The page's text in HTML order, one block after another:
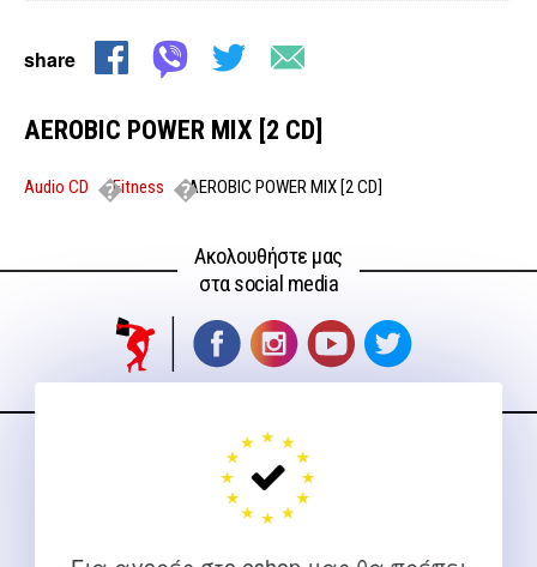
share
AEROBIC POWER MIX [2 CD]
Audio CD Fitness AEROBIC POWER MIX [2 CD]
Ακολουθήστε μας
στα social media
Για διευκρινίσεις και υποστήριξη παραγγελιών μέσω του